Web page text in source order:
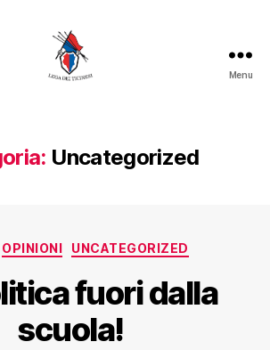
Menu
Uncategorized
OPINIONI UNCATEGORIZED
fuori dalla
scuola!